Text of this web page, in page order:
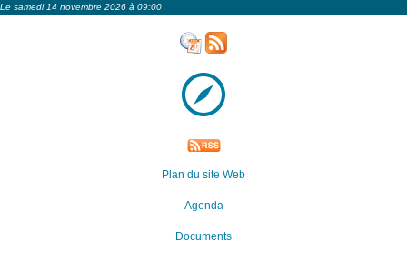
Le samedi 14 novembre 2026 à 09:00
Plan du site Web
Agenda
Documents